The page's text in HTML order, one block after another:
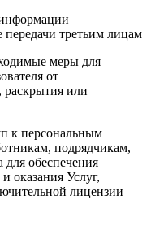
передачи третьим лицам
меры для
от
раскрытия или
к персональным
подрядчикам,
обеспечения
оказания Услуг,
лицензии